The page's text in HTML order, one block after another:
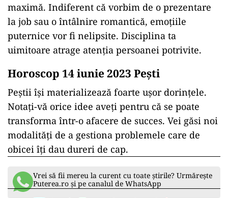
maximă. Indiferent că vorbim de o prezentare
la job sau o întâlnire romantică, emoțiile
puternice vor fi nelipsite. Disciplina ta
uimitoare atrage atenția persoanei potrivite.
Horoscop 14 iunie 2023 Peşti
Peştii îşi materializează foarte ușor dorinţele.
Notați-vă orice idee aveți pentru că se poate
transforma într-o afacere de succes. Vei găsi noi
modalități de a gestiona problemele care de
obicei îți dau dureri de cap.
Vrei să fii mereu la curent cu toate știrile? Urmărește
Puterea.ro și pe canalul de WhatsApp